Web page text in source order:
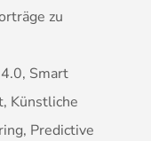
zu
Smart
Künstliche
Predictive